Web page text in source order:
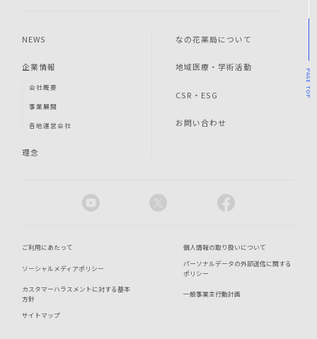
NEWS
企業情報
会社概要
事業展開
各地運営会社
理念
なの花薬局について
地域医療・学術活動
CSR・ESG
お問い合わせ
ご利用にあたって 個人情報の取り扱いについて
ソーシャルメディアポリシー
パーソナルデータの外部送信に関する
ポリシー
カスタマーハラスメントに対する基本
方針
一般事業主行動計画
サイトマップ
PAGE
TOP